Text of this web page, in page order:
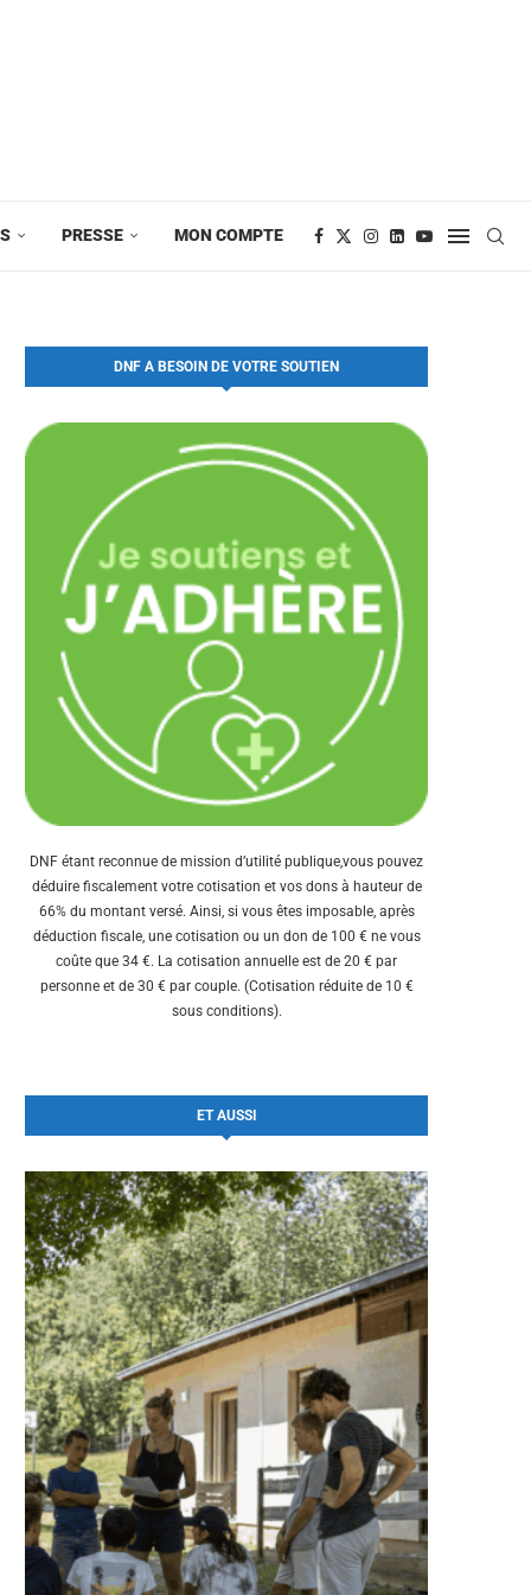
PRESSE MON COMPTE
DNF A BESOIN DE VOTRE SOUTIEN
DNF étant reconnue de mission d’utilité publique,vous pouvez
déduire fiscalement votre cotisation et vos dons à hauteur de
66% du montant versé. Ainsi, si vous êtes imposable, après
déduction fiscale, une cotisation ou un don de 100 € ne vous
coûte que 34 €. La cotisation annuelle est de 20 € par
personne et de 30 € par couple. (Cotisation réduite de 10 €
sous conditions).
ET AUSSI